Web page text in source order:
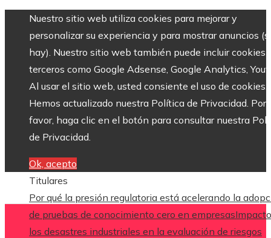
Nuestro sitio web utiliza cookies para mejorar y
personalizar su experiencia y para mostrar anuncios
hay). Nuestro sitio web también puede incluir cookies
terceros como Google Adsense, Google Analytics,
Al usar el sitio web, usted consiente el uso de cookies.
Hemos actualizado nuestra Política de Privacidad. Por
favor, haga clic en el botón para consultar nuestra
de Privacidad.
Ok, acepto
Titulares
Por qué la presión regulatoria está acelerando la
de pruebas de conocimiento cero en empresas
los desastres industriales en la evaluación de riesgos